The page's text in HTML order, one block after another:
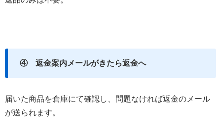
④ 返金案内メールがきたら返金へ
届いた商品を倉庫にて確認し、問題なければ返金のメール
が送られます。